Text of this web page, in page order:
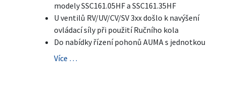
modely SSC161.05HF a SSC161.35HF
U ventilů RV/UV/CV/SV 3xx došlo k navýšení
ovládací síly při použití Ručního kola
Do nabídky řízení pohonů AUMA s jednotkou
Více …